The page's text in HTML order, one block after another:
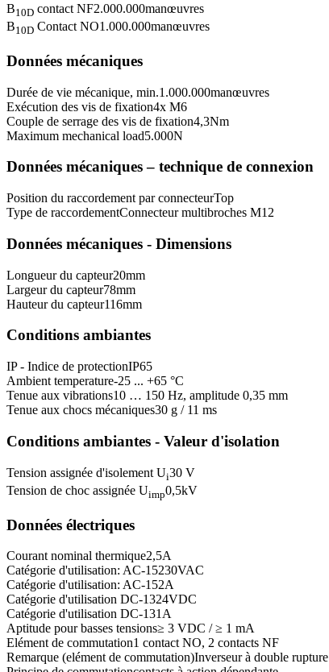
B10D contact NF2.000.000manœuvres
B10D Contact NO1.000.000manœuvres
Données mécaniques
Durée de vie mécanique, min.1.000.000manœuvres
Exécution des vis de fixation4x M6
Couple de serrage des vis de fixation4,3Nm
Maximum mechanical load5.000N
Données mécaniques – technique de connexion
Position du raccordement par connecteurTop
Type de raccordementConnecteur multibroches M12
Données mécaniques - Dimensions
Longueur du capteur20mm
Largeur du capteur78mm
Hauteur du capteur116mm
Conditions ambiantes
IP - Indice de protectionIP65
Ambient temperature-25 ... +65 °C
Tenue aux vibrations10 … 150 Hz, amplitude 0,35 mm
Tenue aux chocs mécaniques30 g / 11 ms
Conditions ambiantes - Valeur d'isolation
Tension assignée d'isolement Ui30 V
Tension de choc assignée Uimp0,5kV
Données électriques
Courant nominal thermique2,5A
Catégorie d'utilisation: AC-15230VAC
Catégorie d'utilisation: AC-152A
Catégorie d'utilisation DC-1324VDC
Catégorie d'utilisation DC-131 A
Aptitude pour basses tensions≥ 3 VDC / ≥ 1 mA
Elément de commutation1 contact NO, 2 contacts NF
Remarque (elément de commutation)Inverseur à double